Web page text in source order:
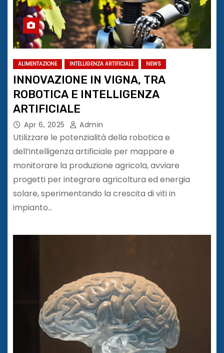
ALIMENTAZIONE INTELLIGENZA ARTIFICIALE NEWS
INNOVAZIONE IN VIGNA, TRA
ROBOTICA E INTELLIGENZA
ARTIFICIALE
Apr 6, 2025 Admin
Utilizzare le potenzialità della robotica e
dell’intelligenza artificiale per mappare e
monitorare la produzione agricola, avviare
progetti per integrare agricoltura ed energia
solare, sperimentando la crescita di viti in
impianto…